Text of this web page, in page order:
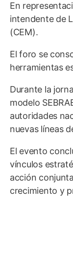
En
intendente de
(CEM).
El foro se
herramientas
Durante la
modelo
autoridades
nuevas líneas
El evento
vínculos
acción
crecimiento y